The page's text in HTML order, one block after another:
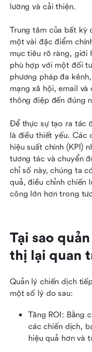
lường và cải thiện.
Trung tâm của bất kỳ
một vài đặc điểm
mục tiêu rõ ràng, giới
phù hợp với một đối
phương pháp đa
mạng xã hội, email
thông điệp đến đúng
Để thực sự tạo ra tác
là điều thiết yếu. Các
hiệu suất chính (KPI)
tương tác và chuyển
chỉ số này, chúng ta
quả, điều chỉnh chiến
công lớn hơn trong
Tại sao
thị lại quan
Quản lý chiến dịch
một số lý do sau:
Tăng ROI: Bằng
các chiến dịch,
hiệu quả hơn và